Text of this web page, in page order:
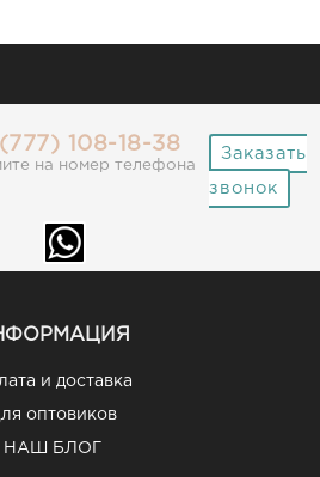
108-18-38
на номер телефона
Заказать
звонок
и доставка
оптовиков
НАШ БЛОГ